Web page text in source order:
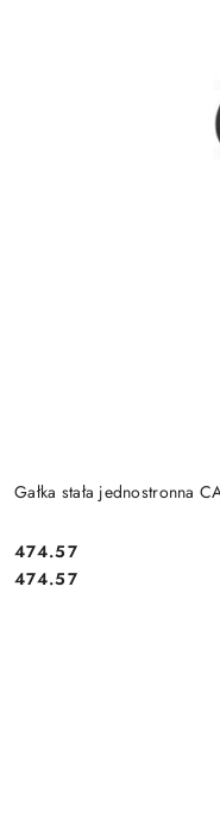
Gałka stała jednostronna
Cena:
474.57
Cena:
474.57